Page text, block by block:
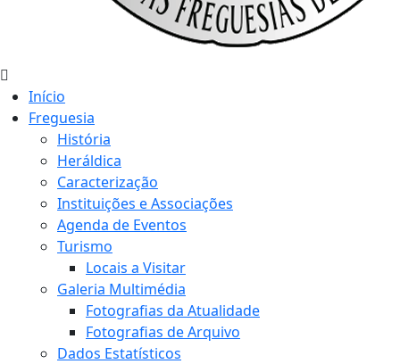
Início
Freguesia
História
Heráldica
Caracterização
Instituições e Associações
Agenda de Eventos
Turismo
Locais a Visitar
Galeria Multimédia
Fotografias da Atualidade
Fotografias de Arquivo
Dados Estatísticos